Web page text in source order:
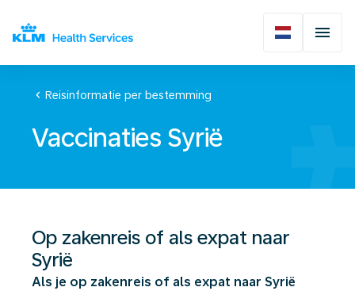
chevron_left Reisinformatie per bestemming
Vaccinaties Syrië
Op zakenreis of als expat naar
Syrië
Als je op zakenreis of als expat naar Syrië